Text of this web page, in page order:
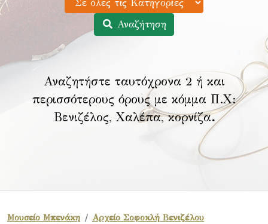
Αναζήτηση
Αναζητήστε ταυτόχρονα 2 ή και
περισσότερους όρους με κόμμα Π.Χ:
Βενιζέλος, Χαλέπα, κορνίζα.
Μουσείο Μπενάκη
Αρχείο Σοφοκλή Βενιζέλου